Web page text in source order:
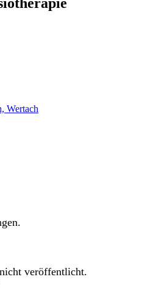
Wertach
veröffentlicht.